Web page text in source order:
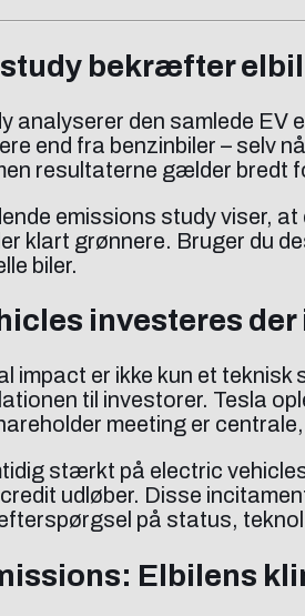
bekræfter
analyserer den samlede
end fra benzinbiler – selv
resultaterne gælder bredt
emissions study viser,
klart grønnere. Bruger du
biler.
investeres
impact er ikke kun et
til investorer. Tesla
meeting er
stærkt på electric
udløber. Disse
på status,
Elbilens